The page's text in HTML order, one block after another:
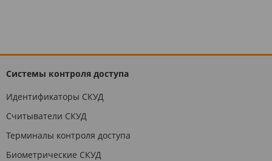
Системы контроля доступа
Идентификаторы СКУД
Считыватели СКУД
Терминалы контроля доступа
Биометрические СКУД